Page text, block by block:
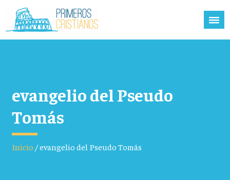
evangelio del Pseudo
Tomás
Inicio /evangelio del Pseudo Tomás